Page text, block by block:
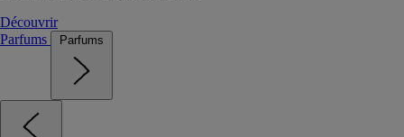
Découvrir
Parfums
Parfums